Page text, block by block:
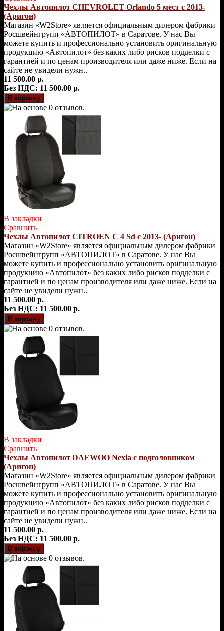
Чехлы Автопилот CHEVROLET Orlando 5 мест с 2013-
(Аригон)
Магазин «W2Store» является официальным дилером фабрики
Росшвейнгрупп «АВТОПИЛОТ» в Саратове. У нас Вы
можете купить и профессионально установить оригинальную
продукцию «Автопилот» без каких либо рисков подделки с
гарантией и по ценам производителя или даже ниже. Если на
сайте не увидели нужн..
11 500.00 р.
Без НДС: 11 500.00 р.
В закладки
Сравнить
Чехлы Автопилот CITROEN C 4 Sd с 2013- (Аригон)
Магазин «W2Store» является официальным дилером фабрики
Росшвейнгрупп «АВТОПИЛОТ» в Саратове. У нас Вы
можете купить и профессионально установить оригинальную
продукцию «Автопилот» без каких либо рисков подделки с
гарантией и по ценам производителя или даже ниже. Если на
сайте не увидели нужн..
11 500.00 р.
Без НДС: 11 500.00 р.
В закладки
Сравнить
Чехлы Автопилот DAEWOO Nexia с подголовником
(Аригон)
Магазин «W2Store» является официальным дилером фабрики
Росшвейнгрупп «АВТОПИЛОТ» в Саратове. У нас Вы
можете купить и профессионально установить оригинальную
продукцию «Автопилот» без каких либо рисков подделки с
гарантией и по ценам производителя или даже ниже. Если на
сайте не увидели нужн..
11 500.00 р.
Без НДС: 11 500.00 р.